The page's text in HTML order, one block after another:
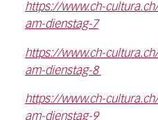
https://www.ch-
am-dienstag-7
https://www.ch-
am-dienstag-8
https://www.ch-
am-dienstag-9